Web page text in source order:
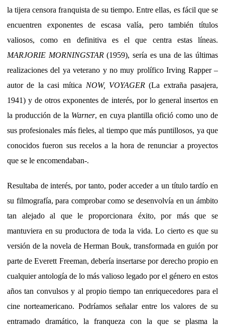
la tijera censora franquista de su tiempo. Entre ellas, es fácil que se
encuentren exponentes de escasa valía, pero también títulos
valiosos, como en definitiva es el que centra estas líneas.
MARJORIE MORNINGSTAR(1959), sería es una de las últimas
realizaciones del ya veterano y no muy prolífico Irving Rapper –
autor de la casi mítica NOW, VOYAGER (La extraña pasajera,
1941) y de otros exponentes de interés, por lo general insertos en
la producción de la Warner, en cuya plantilla ofició como uno de
sus profesionales más fieles, al tiempo que más puntillosos, ya que
conocidos fueron sus recelos a la hora de renunciar a proyectos
que se le encomendaban-.
Resultaba de interés, por tanto, poder acceder a un título tardío en
su filmografía, para comprobar como se desenvolvía en un ámbito
tan alejado al que le proporcionara éxito, por más que se
mantuviera en su productora de toda la vida. Lo cierto es que su
versión de la novela de Herman Bouk, transformada en guión por
parte de Everett Freeman, debería insertarse por derecho propio en
cualquier antología de lo más valioso legado por el género en estos
años tan convulsos y al propio tiempo tan enriquecedores para el
cine norteamericano. Podríamos señalar entre los valores de su
entramado dramático, la franqueza con la que se plasma la